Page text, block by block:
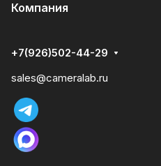
Компания
+7(926)502-44-29
sales@cameralab.ru